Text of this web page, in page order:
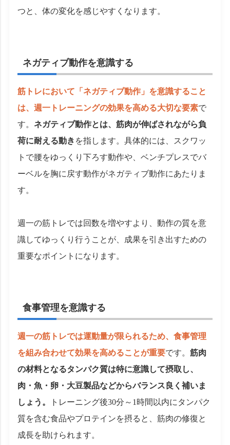
つと、体の変化を感じやすくなります。
ネガティブ動作を意識する
筋トレにおいて「ネガティブ動作」を意識すること
は、週一トレーニングの効果を高める大切な要素で
す。ネガティブ動作とは、筋肉が伸ばされながら負
荷に耐える動き を指します。具体的には、スクワッ
トで腰をゆっくり下ろす動作や、ベンチプレスでバ
ーベルを胸に戻す動作がネガティブ動作にあたりま
す。
週一の筋トレでは回数を増やすより、動作の質を意
識してゆっくり行うことが、成果を引き出すための
重要なポイントになります。
食事管理を意識する
週一の筋トレでは運動量が限られるため、食事管理
を組み合わせて効果を高めることが重要です。筋肉
の材料となるタンパク質は特に意識して摂取し、
肉・魚・卵・大豆製品などからバランス良く補いま
しょう。
トレーニング後30分～1時間以内にタンパク
質を含む食品やプロテインを摂ると、筋肉の修復と
成長を助けられます。